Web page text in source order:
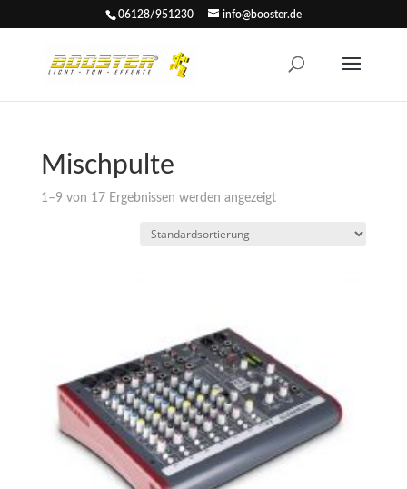
06128/951230 info@booster.de
Mischpulte
1–9 von 17 Ergebnissen werden angezeigt